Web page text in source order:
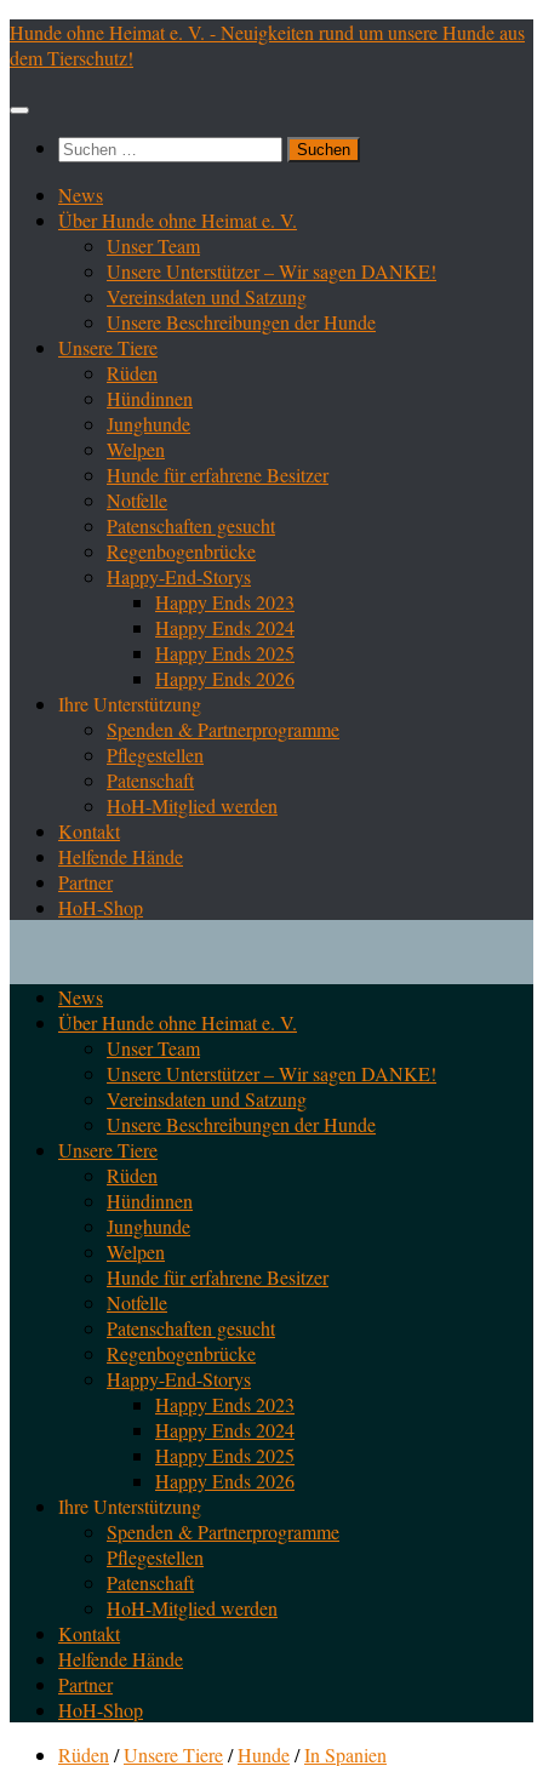
Zum
Inhalt
Hunde ohne Heimat e. V. - Neuigkeiten rund um unsere Hunde aus
dem Tierschutz!
Suchen
News
Über Hunde ohne Heimat e. V.
Unser Team
Unsere Unterstützer – Wir sagen DANKE!
Vereinsdaten und Satzung
Unsere Beschreibungen der Hunde
Unsere Tiere
Rüden
Hündinnen
Junghunde
Welpen
Hunde für erfahrene Besitzer
Notfelle
Patenschaften gesucht
Regenbogenbrücke
Happy-End-Storys
Happy Ends 2023
Happy Ends 2024
Happy Ends 2025
Happy Ends 2026
Ihre Unterstützung
Spenden & Partnerprogramme
Pflegestellen
Patenschaft
HoH-Mitglied werden
Kontakt
Helfende Hände
Partner
HoH-Shop
News
Über Hunde ohne Heimat e. V.
Unser Team
Unsere Unterstützer – Wir sagen DANKE!
Vereinsdaten und Satzung
Unsere Beschreibungen der Hunde
Unsere Tiere
Rüden
Hündinnen
Junghunde
Welpen
Hunde für erfahrene Besitzer
Notfelle
Patenschaften gesucht
Regenbogenbrücke
Happy-End-Storys
Happy Ends 2023
Happy Ends 2024
Happy Ends 2025
Happy Ends 2026
Ihre Unterstützung
Spenden & Partnerprogramme
Pflegestellen
Patenschaft
HoH-Mitglied werden
Kontakt
Helfende Hände
Partner
HoH-Shop
Rüden /Unsere Tiere/Hunde/In Spanien